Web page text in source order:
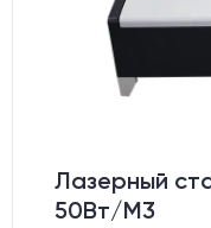
Лазерный
50Вт/М3